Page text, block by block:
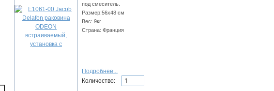
под смеситель.
Размер:56х48 см
Вес: 9кг
Страна: Франция
Подробнее...
Количество: